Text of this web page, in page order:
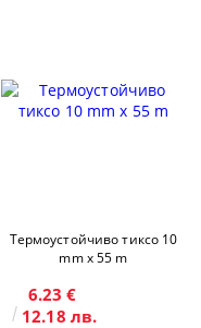
Термоустойчиво тиксо 10
mm х 55 m
6.23 €
12.18 лв.